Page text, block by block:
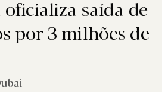
oficializa saída de
por 3 milhões de